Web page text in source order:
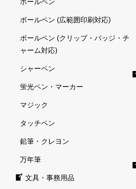
ボールペン
ボールペン (広範囲印刷対応)
ボールペン (クリップ・バッジ・チ
ャーム対応)
シャーペン
蛍光ペン・マーカー
マジック
タッチペン
鉛筆・クレヨン
万年筆
文具・事務用品